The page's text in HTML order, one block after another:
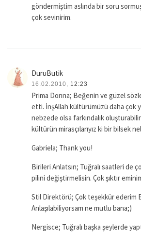
göndermiştim aslında bir soru
çok sevinirim.
DuruButik
16.02.2010, 12:23
Prima Donna; Beğenin ve güzel
etti. İnşAllah kültürümüzü daha çok
nebzede olsa farkındalık
kültürün mirasçılarıyız ki bir bilsek
Gabriela; Thank you!
Birileri Anlatsın; Tuğralı saatleri de
pilini değiştirmelisin. Çok şıktır
Stil Direktörü; Çok teşekkür ederim
Anlaşılabiliyorsam ne mutlu bana;)
Nergisce; Tuğralı başka şeylerde